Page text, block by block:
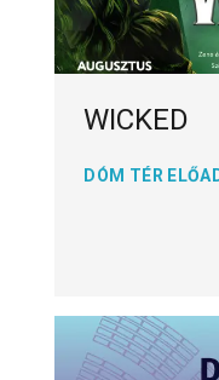
WICKED
DÓM TÉR